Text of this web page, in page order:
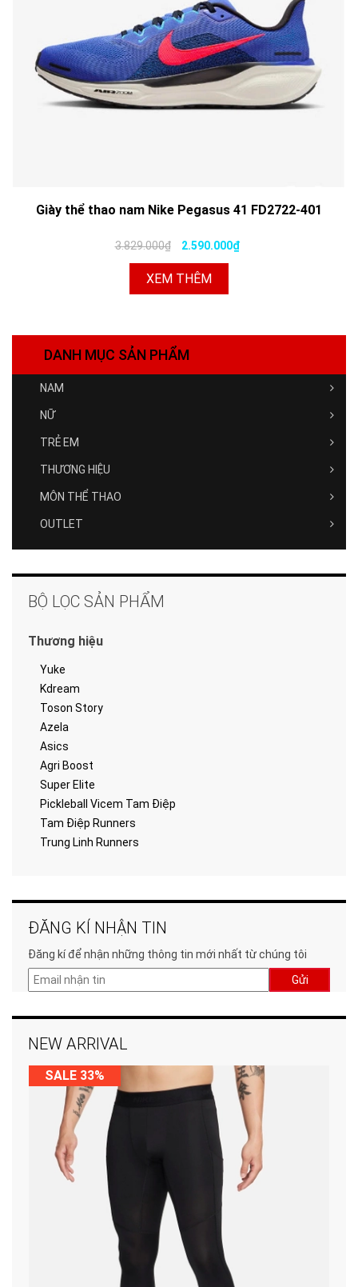
Giày thể thao nam Nike Pegasus 41 FD2722-401
3.829.000₫ 2.590.000₫
XEM THÊM
DANH MỤC SẢN PHẨM
NAM
NỮ
TRẺ EM
THƯƠNG HIỆU
MÔN THỂ THAO
OUTLET
BỘ LỌC SẢN PHẨM
Thương hiệu
Yuke
Kdream
Toson Story
Azela
Asics
Agri Boost
Super Elite
Pickleball Vicem Tam Điệp
Tam Điệp Runners
Trung Linh Runners
ĐĂNG KÍ NHẬN TIN
Đăng kí để nhận những thông tin mới nhất từ chúng tôi
Gửi
NEW ARRIVAL
SALE 33%